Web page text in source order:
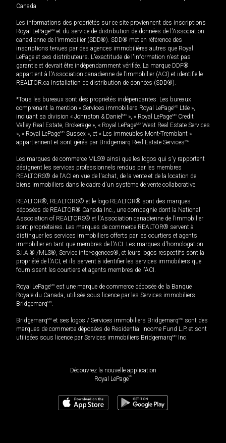
Canada
Les informations des propriétés sur ce site proviennent des inscriptions
Royal LePageMD et du service de distribution de données de l'Association
canadienne de l’immobilier (SDD®). SDD® met en référence des
inscriptions tenues par des agences immobilières autres que Royal
LePage et ses distributeurs. L'exactitude de l'information n'est pas
garantie et devrait être indépendamment vérifiée. La marque DDF®
appartient à l'Association canadienne de l’immobilier (ACI) et identifie le
REALTOR.ca Installation de distribution de données (SDD®).
*Tous les bureaux sont des propriétés indépendantes. Les bureaux
comprenant la mention « Services immobiliers Royal LePageMD Ltée »,
incluant sa division « Johnston & Daniel MD », « Royal LePageMD Credit
Valley Real Estate, Brokerage », « Royal LePageMD West Real Estate Services
», « Royal LePageMD Sussex », et « Les immeubles Mont-Tremblant »
appartiennent et sont gérés par Bridgemarq Real Estate ServicesMD.
Les marques de commerce MLS® ainsi que les logos qui s'y rapportent
désignent les services professionnels rendus par les membres
REALTORS® de l'ACI en vue de l'achat, de la vente et de la location de
biens immobiliers dans le cadre d'un système de vente collaborative.
REALTOR®, REALTORS® et le logo REALTOR® sont des marques
déposées de REALTOR® Canada Inc., une compagnie dont la National
Association of REALTORS® et l'Association canadienne de l’immobilier
sont propriétaires. Les marques de commerce REALTOR® servent à
distinguer les services immobiliers offerts par les courtiers et agents
immobilier en tant que membres de l'ACI. Les marques d'homologation
S.I.A.® /MLS®, Service inter-agences®, et leurs logos respectifs sont la
propriété de l'ACI, et ils servent à identifier les services immobiliers que
fournissent les courtiers et agents membres de l'ACI.
Royal LePageMD est une marque de commerce déposée de la Banque
Royale du Canada, utilisée sous licence par les Services immobiliers
BridgemarqMD.
BridgemarqMD et ses logos / Services immobiliers BridgemarqMD sont des
marques de commerce déposées de Residential Income Fund L.P. et sont
utilisées sous licence par Services immobiliers BridgemarqMD Inc.
Découvrez la nouvelle application
Royal LePageMD